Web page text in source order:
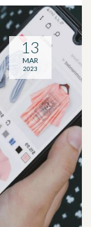
13
MAR
2023